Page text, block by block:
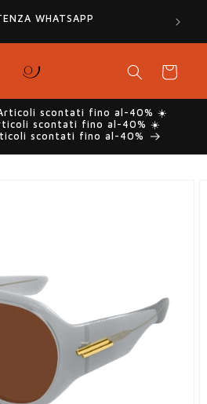
WHATSAPP
Carrello
Articoli scontati fino al-40% ☀️
scontati fino al-40% ☀️
scontati fino al-40%